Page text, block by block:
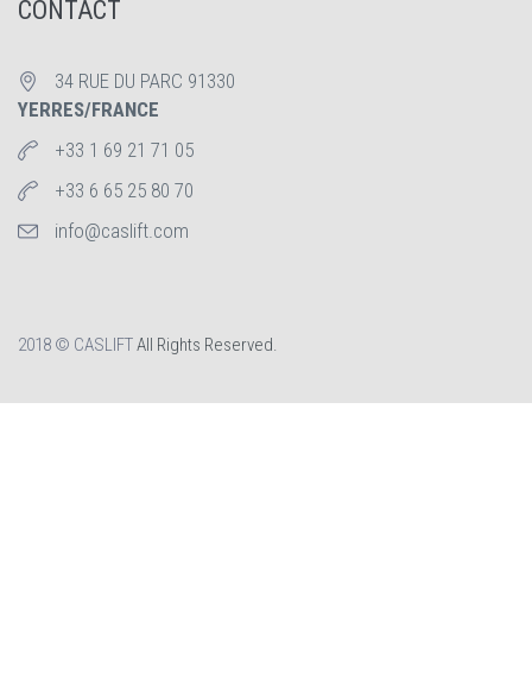
CONTACT
34 RUE DU PARC 91330
YERRES/FRANCE
+33 1 69 21 71 05
+33 6 65 25 80 70
info@caslift.com
2018 © CASLIFTAll Rights Reserved.